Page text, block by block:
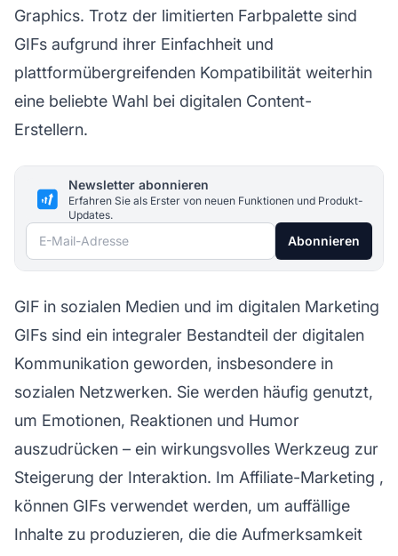
Graphics. Trotz der limitierten Farbpalette sind
GIFs aufgrund ihrer Einfachheit und
plattformübergreifenden Kompatibilität weiterhin
eine beliebte Wahl bei digitalen Content-
Erstellern.
Newsletter abonnieren
Erfahren Sie als Erster von neuen Funktionen und Produkt-
Updates.
E-Mail-Adresse Abonnieren
GIF in sozialen Medien und im digitalen Marketing
GIFs sind ein integraler Bestandteil der digitalen
Kommunikation geworden, insbesondere in
sozialen Netzwerken. Sie werden häufig genutzt,
um Emotionen, Reaktionen und Humor
auszudrücken – ein wirkungsvolles Werkzeug zur
Steigerung der Interaktion. Im Affiliate-Marketing ,
können GIFs verwendet werden, um auffällige
Inhalte zu produzieren, die die Aufmerksamkeit